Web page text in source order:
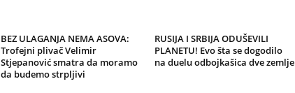
BEZ ULAGANJA NEMA ASOVA:
Trofejni plivač Velimir
Stjepanović smatra da moramo
da budemo strpljivi
RUSIJA I SRBIJA ODUŠEVILI
PLANETU! Evo šta se dogodilo
na duelu odbojkašica dve zemlje